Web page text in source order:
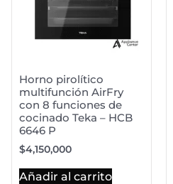
Horno pirolítico
multifunción AirFry
con 8 funciones de
cocinado Teka – HCB
6646 P
$4,150,000
Añadir al carrito